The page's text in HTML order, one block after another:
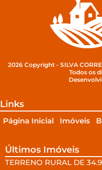
2026 Copyright - SILVA
Todos os
Links
Página Inicial Imóveis
Últimos Imóveis
TERRENO RURAL DE